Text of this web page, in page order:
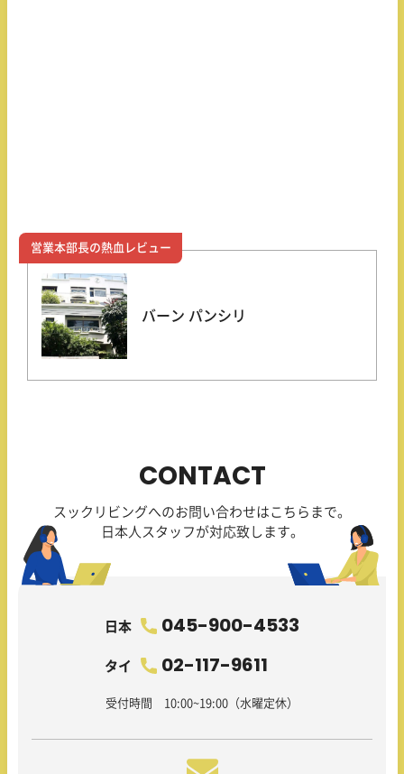
営業本部長の熱血レビュー
バーン パンシリ
CONTACT
スックリビングへのお問い合わせはこちらまで。
日本人スタッフが対応致します。
日本 045-900-4533
タイ 02-117-9611
受付時間 10:00~19:00（水曜定休）